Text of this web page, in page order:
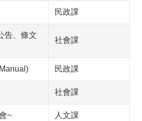
民政課
告、條文
社會課
民政課
社會課
~ 人文課